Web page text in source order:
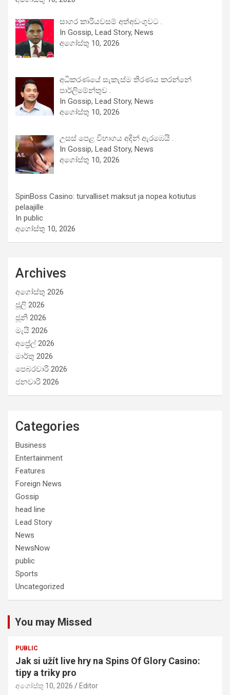
සාගර කාරියවසම් අත්අඩංගුවට .
In Gossip, Lead Story, News
අගෝස්තු 10, 2026
අධිකරණයේ සැකැස්ම තීරණය කරන්නේ
පාර්ලිමේන්තුව .
In Gossip, Lead Story, News
අගෝස්තු 10, 2026
උසස් පෙළ විභාගය අදින් ඇරඹෙයි .
In Gossip, Lead Story, News
අගෝස්තු 10, 2026
SpinBoss Casino: turvalliset maksut ja nopea kotiutus
pelaajille
In public
අගෝස්තු 10, 2026
Archives
අගෝස්තු 2026
ජූලි 2026
ජූනි 2026
මැයි 2026
අප්‍රේල් 2026
මාර්තු 2026
පෙබරවාරි 2026
ජනවාරි 2026
Categories
Business
Entertainment
Features
Foreign News
Gossip
head line
Lead Story
News
NewsNow
public
Sports
Uncategorized
You may Missed
PUBLIC
Jak si užít live hry na Spins Of Glory Casino:
tipy a triky pro
අගෝස්තු 10, 2026 Editor